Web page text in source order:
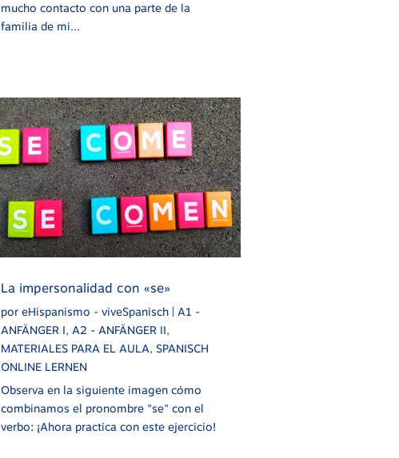
mucho contacto con una parte de la
familia de mi...
La impersonalidad con «se»
por eHispanismo - viveSpanisch| A1 -
ANFÄNGER I, A2 - ANFÄNGER II,
MATERIALES PARA EL AULA, SPANISCH
ONLINE LERNEN
Observa en la siguiente imagen cómo
combinamos el pronombre "se" con el
verbo: ¡Ahora practica con este ejercicio!